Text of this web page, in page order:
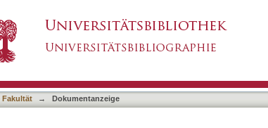
and T-2 values of the ulnocarpal
Fakultät → Dokumentanzeige